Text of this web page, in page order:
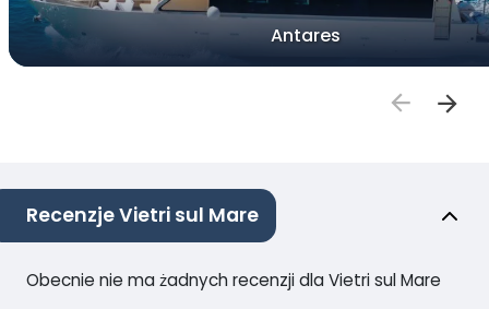
Antares
Recenzje Vietri sul Mare
Obecnie nie ma żadnych recenzji dla Vietri sul Mare